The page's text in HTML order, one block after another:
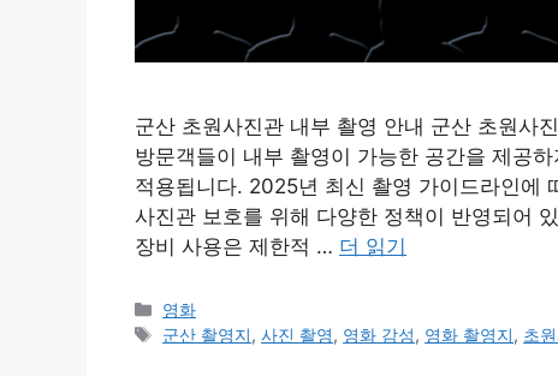
군산 초원사진관 내부 촬영 안내 군산 초원사
방문객들이 내부 촬영이 가능한 공간을 제공
적용됩니다. 2025년 최신 촬영 가이드라인에
사진관 보호를 위해 다양한 정책이 반영되어
장비 사용은 제한적 … 더 읽기
카
테
영화
태
군산 촬영지,사진 촬영, 영화 감성, 영화 촬영지, 초